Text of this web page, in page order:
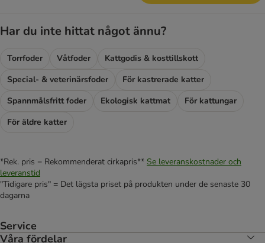
Har du inte hittat något ännu?
Torrfoder Våtfoder
Kattgodis & kosttillskott
Special- & veterinärsfoder
För kastrerade katter
Spannmålsfritt foder
Ekologisk kattmat
För kattungar
För äldre katter
*Rek. pris = Rekommenderat cirkapris** Se leveranskostnader och
leveranstid
"Tidigare pris" = Det lägsta priset på produkten under de senaste 30
dagarna
Service
Våra fördelar